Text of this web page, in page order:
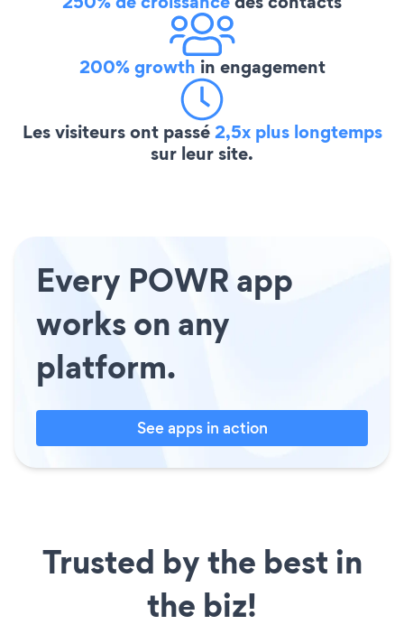
200% growth in engagement
Les visiteurs ont passé2,5x plus longtemps
sur leur site.
Every POWR app
works on any
platform.
See apps in action
Trusted by the best in
the biz!